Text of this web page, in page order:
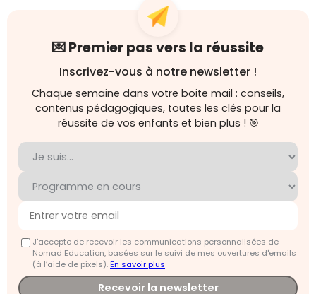
💌 Premier pas vers la réussite
Inscrivez-vous à notre newsletter !
Chaque semaine dans votre boite mail : conseils,
contenus pédagogiques, toutes les clés pour la
réussite de vos enfants et bien plus ! 🎯
J'accepte de recevoir les communications personnalisées de
Nomad Education, basées sur le suivi de mes ouvertures d'emails
(à l’aide de pixels).En savoir plus
Recevoir la newsletter